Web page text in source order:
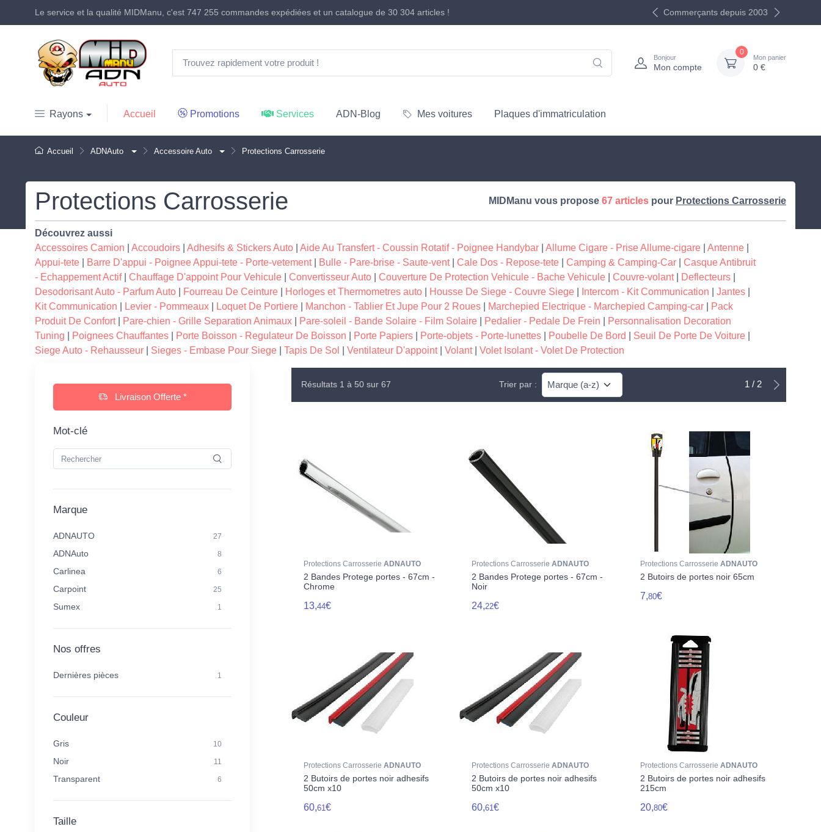
Le service et la qualité MIDManu, c'est 747 255 commandes expédiées et un catalogue de 30 304 articles ! Commerçants depuis 2003
Bonjour
Mon compte
0
Mon panier
0 €
Rayons Accueil Promotions Services ADN-Blog Mes voitures Plaques d'immatriculation
Accueil ADNAuto Accessoire Auto Protections Carrosserie
Protections Carrosserie MIDManu vous propose 67 articles pour Protections Carrosserie
Découvrez aussi
Accessoires Camion
Accoudoirs Adhesifs & Stickers Auto Aide Au Transfert - Coussin Rotatif - Poignee Handybar Allume Cigare - Prise Allume-cigare Antenne
Appui-tete
Barre D'appui - Poignee Appui-tete - Porte-vetement| Bulle - Pare-brise - Saute-vent| Cale Dos - Repose-tete Camping & Camping-Car
Casque Antibruit
- Echappement Actif| Chauffage D'appoint Pour Vehicule Convertisseur Auto Couverture De Protection Vehicule - Bache Vehicule Couvre-volant| Deflecteurs
Desodorisant Auto - Parfum Auto
Fourreau De Ceinture Horloges et Thermometres auto Housse De Siege - Couvre Siege Intercom - Kit Communication Jantes
Kit Communication
Levier - Pommeaux Loquet De Portiere Manchon - Tablier Et Jupe Pour 2 Roues Marchepied Electrique - Marchepied Camping-car
Pack
Produit De Confort| Pare-chien - Grille Separation Animaux Pare-soleil - Bande Solaire - Film Solaire Pedalier - Pedale De Frein
Personnalisation Decoration
Tuning
Poignees Chauffantes Porte Boisson - Regulateur De Boisson Porte Papiers Porte-objets - Porte-lunettes Poubelle De Bord Seuil De Porte De Voiture
Siege Auto - Rehausseur
Sieges - Embase Pour Siege Tapis De Sol Ventilateur D'appoint| Volant| Volet Isolant - Volet De Protection
Livraison Offerte *
Mot-clé
Marque
ADNAUTO 27
ADNAuto 8
Carlinea 6
Carpoint 25
Sumex 1
Nos offres
Dernières pièces 1
Couleur
Gris 10
Noir 11
Transparent 6
Taille
Résultats 1 à 50 sur 67 Trier par : 1 / 2
Protections Carrosserie ADNAUTO
2 Bandes Protege portes - 67cm -
Chrome
13,44€
Protections CarrosserieADNAUTO
2 Bandes Protege portes - 67cm -
Noir
24,22€
Protections Carrosserie ADNAUTO
2 Butoirs de portes noir 65cm
7,80€
Protections Carrosserie ADNAUTO
2 Butoirs de portes noir adhesifs
50cm x10
60,61 €
Protections CarrosserieADNAUTO
2 Butoirs de portes noir adhesifs
50cm x10
60,61€
Protections Carrosserie ADNAUTO
2 Butoirs de portes noir adhesifs
215cm
20,80€